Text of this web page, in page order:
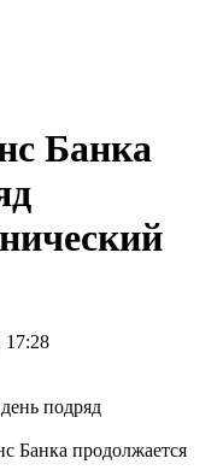
Банка
Банка продолжается